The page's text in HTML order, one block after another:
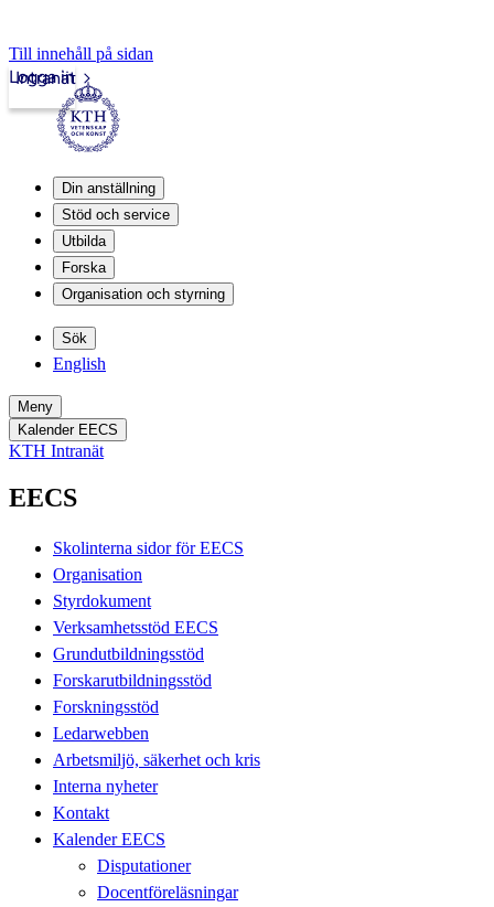
Till innehåll på sidan
Intranät
Logga in
Din anställning
Stöd och service
Utbilda
Forska
Organisation och styrning
Sök
English
Meny
Kalender EECS
KTH Intranät
EECS
Skolinterna sidor för EECS
Organisation
Styrdokument
Verksamhetsstöd EECS
Grundutbildningsstöd
Forskarutbildningsstöd
Forskningsstöd
Ledarwebben
Arbetsmiljö, säkerhet och kris
Interna nyheter
Kontakt
Kalender EECS
Disputationer
Docentföreläsningar